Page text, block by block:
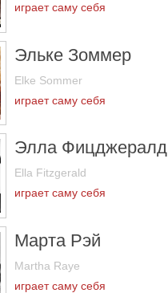
играет саму себя
Эльке Зоммер
Elke Sommer
играет саму себя
Элла Фицджералд
Ella Fitzgerald
играет саму себя
Марта Рэй
Martha Raye
играет саму себя